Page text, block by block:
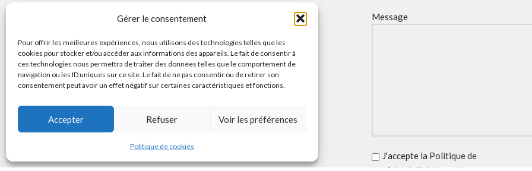
Gérer le consentement
Pour offrir les meilleures expériences, nous utilisons des technologies telles que les
cookies pour stocker et/ou accéder aux informations des appareils. Le fait de consentir à
ces technologies nous permettra de traiter des données telles que le comportement de
navigation ou les ID uniques sur ce site. Le fait de ne pas consentir ou de retirer son
consentement peut avoir un effet négatif sur certaines caractéristiques et fonctions.
Accepter Refuser Voir les préférences
Politique de cookies
Message
J'accepte la Politique de